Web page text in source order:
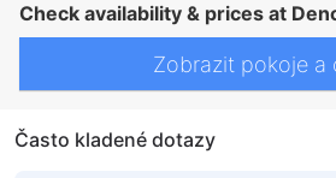
Check availability & prices at
Zobrazit pokoje a
Často kladené dotazy